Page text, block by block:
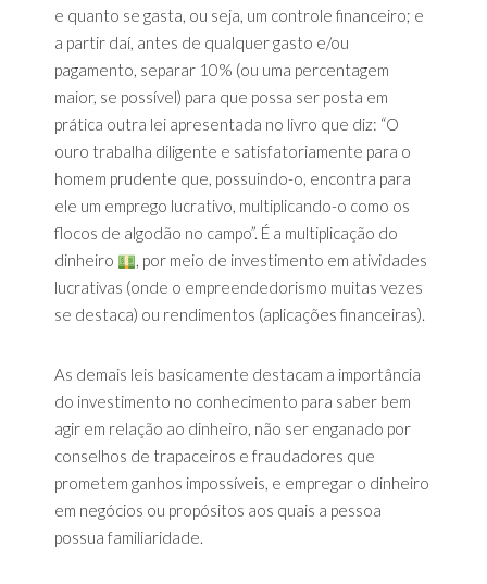
e quanto se gasta, ou seja, um controle financeiro; e
a partir daí, antes de qualquer gasto e/ou
pagamento, separar 10% (ou uma percentagem
maior, se possível) para que possa ser posta em
prática outra lei apresentada no livro que diz: “O
ouro trabalha diligente e satisfatoriamente para o
homem prudente que, possuindo-o, encontra para
ele um emprego lucrativo, multiplicando-o como os
flocos de algodão no campo”. É a multiplicação do
dinheiro
, por meio de investimento em atividades
lucrativas (onde o empreendedorismo muitas vezes
se destaca) ou rendimentos (aplicações financeiras).
As demais leis basicamente destacam a importância
do investimento no conhecimento para saber bem
agir em relação ao dinheiro, não ser enganado por
conselhos de trapaceiros e fraudadores que
prometem ganhos impossíveis, e empregar o dinheiro
em negócios ou propósitos aos quais a pessoa
possua familiaridade.